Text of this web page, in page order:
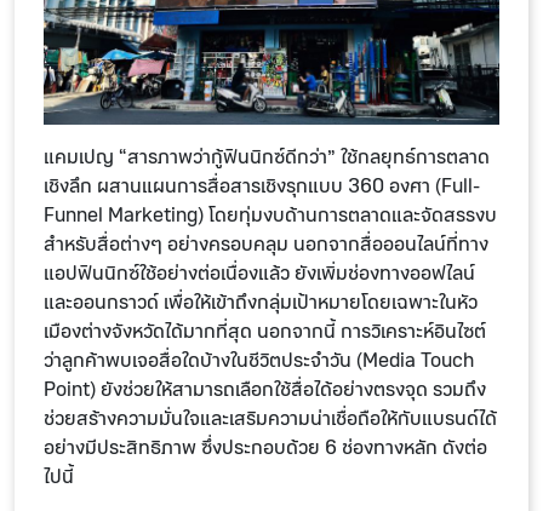
แคมเปญ “สารภาพว่ากู้ฟินนิกซ์ดีกว่า” ใช้กลยุทธ์การตลาด
เชิงลึก ผสานแผนการสื่อสารเชิงรุกแบบ 360 องศา (Full-
Funnel Marketing) โดยทุ่มงบด้านการตลาดและจัดสรรงบ
สำหรับสื่อต่างๆ อย่างครอบคลุม นอกจากสื่อออนไลน์ที่ทาง
แอปฟินนิกซ์ใช้อย่างต่อเนื่องแล้ว ยังเพิ่มช่องทางออฟไลน์
และออนกราวด์ เพื่อให้เข้าถึงกลุ่มเป้าหมายโดยเฉพาะในหัว
เมืองต่างจังหวัดได้มากที่สุด นอกจากนี้ การวิเคราะห์อินไซต์
ว่าลูกค้าพบเจอสื่อใดบ้างในชีวิตประจำวัน (Media Touch
Point) ยังช่วยให้สามารถเลือกใช้สื่อได้อย่างตรงจุด รวมถึง
ช่วยสร้างความมั่นใจและเสริมความน่าเชื่อถือให้กับแบรนด์ได้
อย่างมีประสิทธิภาพ ซึ่งประกอบด้วย 6 ช่องทางหลัก ดังต่อ
ไปนี้